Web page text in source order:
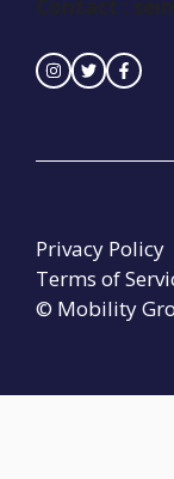
Contact :
© Mobility
Privacy Policy
Terms of